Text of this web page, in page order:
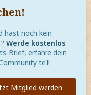
hast noch kein
Werde kostenlos
Brief, erfahre dein
teil!
Mitglied werden